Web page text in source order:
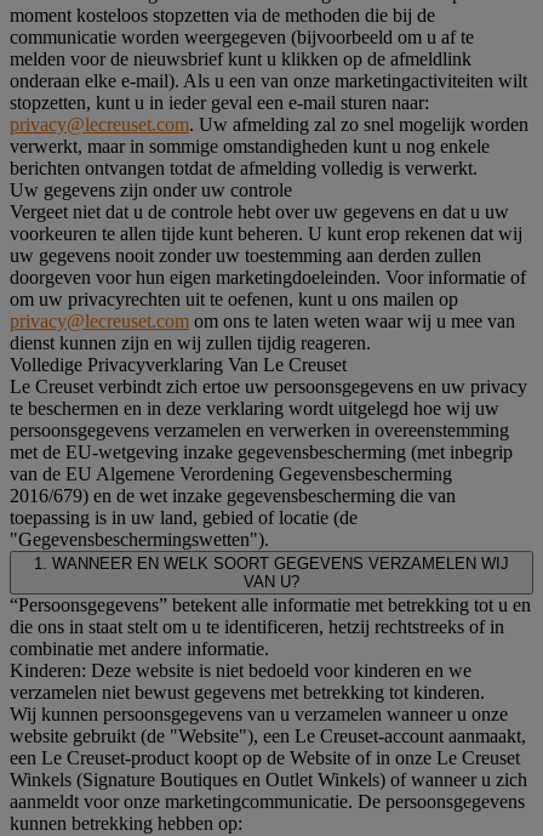
moment kosteloos stopzetten via de methoden die bij de
communicatie worden weergegeven (bijvoorbeeld om u af te
melden voor de nieuwsbrief kunt u klikken op de afmeldlink
onderaan elke e-mail). Als u een van onze marketingactiviteiten wilt
stopzetten, kunt u in ieder geval een e-mail sturen naar:
privacy@lecreuset.com. Uw afmelding zal zo snel mogelijk worden
verwerkt, maar in sommige omstandigheden kunt u nog enkele
berichten ontvangen totdat de afmelding volledig is verwerkt.
Uw gegevens zijn onder uw controle
Vergeet niet dat u de controle hebt over uw gegevens en dat u uw
voorkeuren te allen tijde kunt beheren. U kunt erop rekenen dat wij
uw gegevens nooit zonder uw toestemming aan derden zullen
doorgeven voor hun eigen marketingdoeleinden. Voor informatie of
om uw privacyrechten uit te oefenen, kunt u ons mailen op
privacy@lecreuset.com om ons te laten weten waar wij u mee van
dienst kunnen zijn en wij zullen tijdig reageren.
Volledige Privacyverklaring Van Le Creuset
Le Creuset verbindt zich ertoe uw persoonsgegevens en uw privacy
te beschermen en in deze verklaring wordt uitgelegd hoe wij uw
persoonsgegevens verzamelen en verwerken in overeenstemming
met de EU-wetgeving inzake gegevensbescherming (met inbegrip
van de EU Algemene Verordening Gegevensbescherming
2016/679) en de wet inzake gegevensbescherming die van
toepassing is in uw land, gebied of locatie (de
"Gegevensbeschermingswetten").
1. WANNEER EN WELK SOORT GEGEVENS VERZAMELEN WIJ
VAN U?
“Persoonsgegevens” betekent alle informatie met betrekking tot u en
die ons in staat stelt om u te identificeren, hetzij rechtstreeks of in
combinatie met andere informatie.
Kinderen: Deze website is niet bedoeld voor kinderen en we
verzamelen niet bewust gegevens met betrekking tot kinderen.
Wij kunnen persoonsgegevens van u verzamelen wanneer u onze
website gebruikt (de "Website"), een Le Creuset-account aanmaakt,
een Le Creuset-product koopt op de Website of in onze Le Creuset
Winkels (Signature Boutiques en Outlet Winkels) of wanneer u zich
aanmeldt voor onze marketingcommunicatie. De persoonsgegevens
kunnen betrekking hebben op: